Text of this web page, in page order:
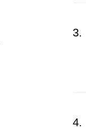
3.
4.